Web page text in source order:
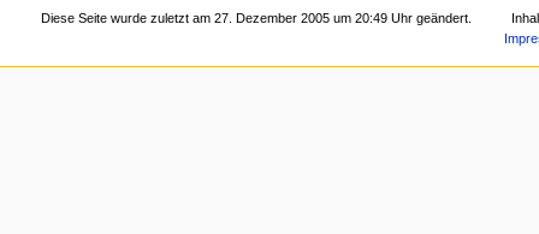
Diese Seite wurde zuletzt am 27. Dezember 2005 um 20:49 Uhr geändert.